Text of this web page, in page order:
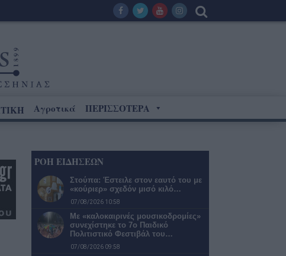
Αγροτικά ΠΕΡΙΣΣΟΤΕΡΑ
ΡΟΗ ΕΙΔΗΣΕΩΝ
Στούπα: Έστειλε στον εαυτό του με
«κούριερ» σχεδόν μισό κιλό…
07/08/2026 10:58
Με «καλοκαιρινές μουσικοδρομίες»
συνεχίστηκε το 7ο Παιδικό
Πολιτιστικό Φεστιβάλ του…
07/08/2026 09:58